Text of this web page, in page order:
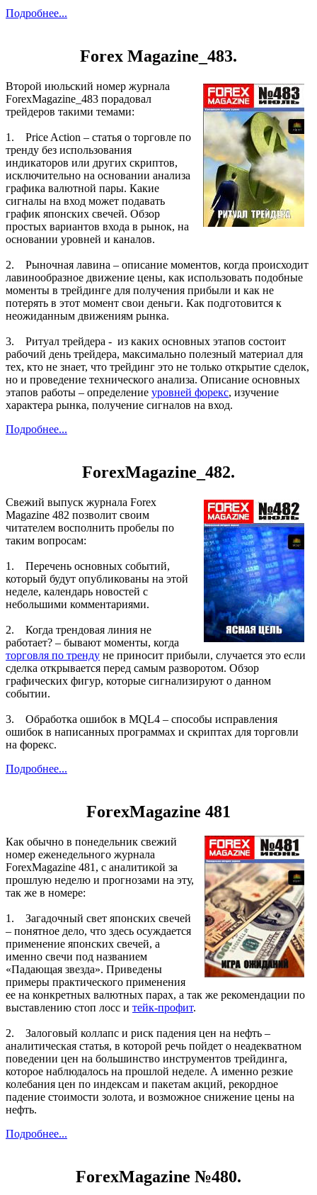
Подробнее...
Forex Magazine_483.
Второй июльский номер журнала
ForexMagazine_483 порадовал
трейдеров такими темами:
1. Price Action – статья о торговле по
тренду без использования
индикаторов или других скриптов,
исключительно на основании анализа
графика валютной пары. Какие
сигналы на вход может подавать
график японских свечей. Обзор
простых вариантов входа в рынок, на
основании уровней и каналов.
2. Рыночная лавина – описание моментов, когда происходит
лавинообразное движение цены, как использовать подобные
моменты в трейдинге для получения прибыли и как не
потерять в этот момент свои деньги. Как подготовится к
неожиданным движениям рынка.
3. Ритуал трейдера - из каких основных этапов состоит
рабочий день трейдера, максимально полезный материал для
тех, кто не знает, что трейдинг это не только открытие сделок,
но и проведение технического анализа. Описание основных
этапов работы – определение уровней форекс, изучение
характера рынка, получение сигналов на вход.
Подробнее...
ForexMagazine_482.
Свежий выпуск журнала Forex
Magazine 482 позволит своим
читателем восполнить пробелы по
таким вопросам:
1. Перечень основных событий,
который будут опубликованы на этой
неделе, календарь новостей с
небольшими комментариями.
2. Когда трендовая линия не
работает? – бывают моменты, когда
торговля по тренду не приносит прибыли, случается это если
сделка открывается перед самым разворотом. Обзор
графических фигур, которые сигнализируют о данном
событии.
3. Обработка ошибок в MQL4 – способы исправления
ошибок в написанных программах и скриптах для торговли
на форекс.
Подробнее...
ForexMagazine 481
Как обычно в понедельник свежий
номер еженедельного журнала
ForexMagazine 481, с аналитикой за
прошлую неделю и прогнозами на эту,
так же в номере:
1. Загадочный свет японских свечей
– понятное дело, что здесь осуждается
применение японских свечей, а
именно свечи под названием
«Падающая звезда». Приведены
примеры практического применения
ее на конкретных валютных парах, а так же рекомендации по
выставлению стоп лосс и тейк-профит.
2. Залоговый коллапс и риск падения цен на нефть –
аналитическая статья, в которой речь пойдет о неадекватном
поведении цен на большинство инструментов трейдинга,
которое наблюдалось на прошлой неделе. А именно резкие
колебания цен по индексам и пакетам акций, рекордное
падение стоимости золота, и возможное снижение цены на
нефть.
Подробнее...
ForexMagazine №480.